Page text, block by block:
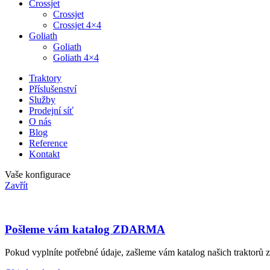
Crossjet
Crossjet
Crossjet 4×4
Goliath
Goliath
Goliath 4×4
Traktory
Příslušenství
Služby
Prodejní síť
O nás
Blog
Reference
Kontakt
Vaše konfigurace
Zavřít
Pošleme vám katalog ZDARMA
Pokud vyplníte potřebné údaje, zašleme vám katalog našich traktorů